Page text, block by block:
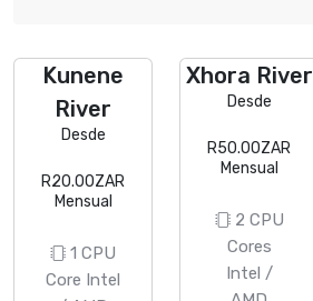
Kunene
River
Desde
R20.00ZAR
Mensual
1 CPU
Core Intel
Xhora River
Desde
R50.00ZAR
Mensual
2 CPU
Cores
Intel /